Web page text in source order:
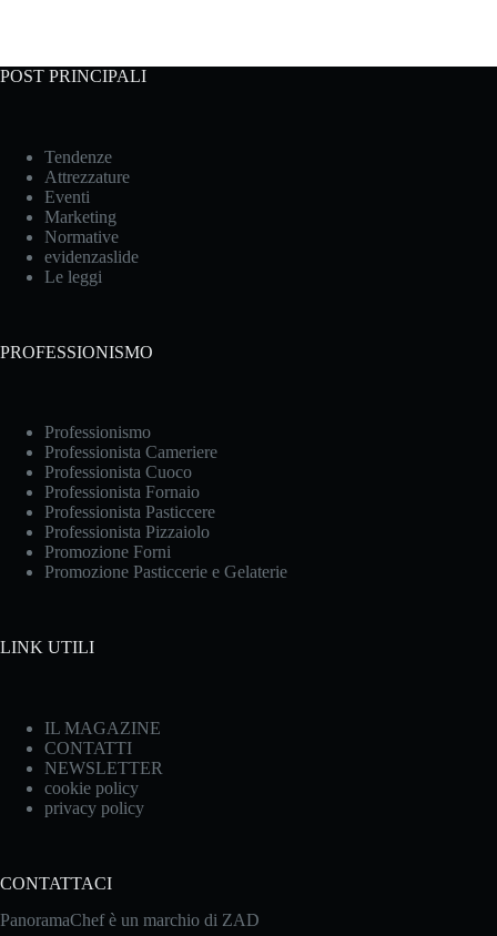
POST PRINCIPALI
Tendenze
Attrezzature
Eventi
Marketing
Normative
evidenzaslide
Le leggi
PROFESSIONISMO
Professionismo
Professionista Cameriere
Professionista Cuoco
Professionista Fornaio
Professionista Pasticcere
Professionista Pizzaiolo
Promozione Forni
Promozione Pasticcerie e Gelaterie
LINK UTILI
IL MAGAZINE
CONTATTI
NEWSLETTER
cookie policy
privacy policy
CONTATTACI
PanoramaChef è un marchio di ZAD